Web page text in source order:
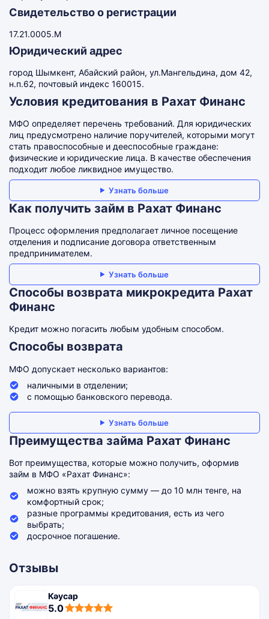
Свидетельство о регистрации
17.21.0005.M
Юридический адрес
город Шымкент, Абайский район, ул.Мангельдина, дом 42,
н.п.62, почтовый индекс 160015.
Условия кредитования в Рахат Финанс
МФО определяет перечень требований. Для юридических
лиц предусмотрено наличие поручителей, которыми могут
стать правоспособные и дееспособные граждане:
физические и юридические лица. В качестве обеспечения
подходит любое ликвидное имущество.
Узнать больше
Как получить займ в Рахат Финанс
Процесс оформления предполагает личное посещение
отделения и подписание договора ответственным
предпринимателем.
Узнать больше
Способы возврата микрокредита Рахат
Финанс
Кредит можно погасить любым удобным способом.
Способы возврата
МФО допускает несколько вариантов:
наличными в отделении;
с помощью банковского перевода.
Узнать больше
Преимущества займа Рахат Финанс
Вот преимущества, которые можно получить, оформив
займ в МФО «Рахат Финанс»:
можно взять крупную сумму — до 10 млн тенге, на
комфортный срок;
разные программы кредитования, есть из чего
выбрать;
досрочное погашение.
Отзывы
Кәусар
5.0
5,0